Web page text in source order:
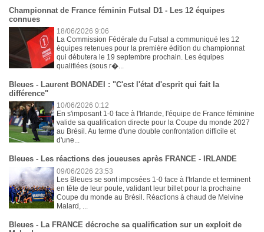
Championnat de France féminin Futsal D1 - Les 12 équipes
connues
18/06/2026 9:06
La Commission Fédérale du Futsal a communiqué les 12
équipes retenues pour la première édition du championnat
qui débutera le 19 septembre prochain. Les équipes
qualifiées (sous r�...
Bleues - Laurent BONADEI : "C'est l'état d'esprit qui fait la
différence"
10/06/2026 0:12
En s'imposant 1-0 face à l'Irlande, l'équipe de France féminine
valide sa qualification directe pour la Coupe du monde 2027
au Brésil. Au terme d'une double confrontation difficile et
d'une...
Bleues - Les réactions des joueuses après FRANCE - IRLANDE
09/06/2026 23:53
Les Bleues se sont imposées 1-0 face à l'Irlande et terminent
en tête de leur poule, validant leur billet pour la prochaine
Coupe du monde au Brésil. Réactions à chaud de Melvine
Malard, ...
Bleues - La FRANCE décroche sa qualification sur un exploit de